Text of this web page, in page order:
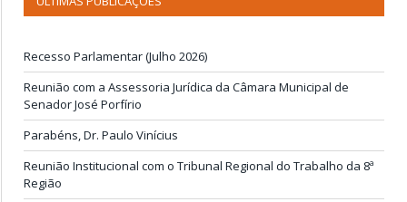
Recesso Parlamentar (Julho 2026)
Reunião com a Assessoria Jurídica da Câmara Municipal de
Senador José Porfírio
Parabéns, Dr. Paulo Vinícius
Reunião Institucional com o Tribunal Regional do Trabalho da 8ª
Região